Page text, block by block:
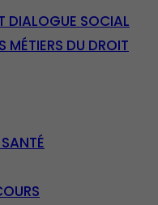
DIALOGUE SOCIAL
MÉTIERS DU DROIT